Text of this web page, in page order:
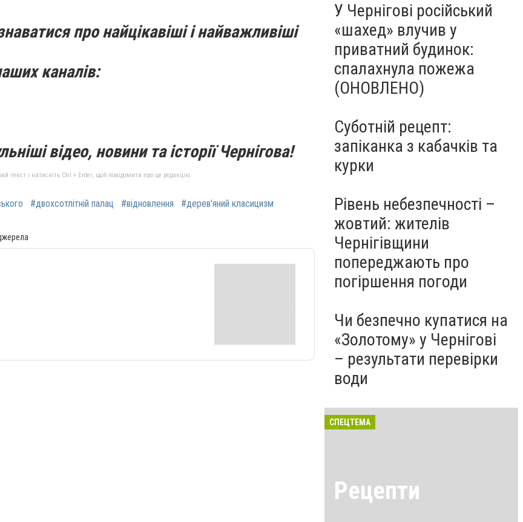
про найцікавіші і найважливіші
каналів:
відео, новини та історії Чернігова!
текст і натисніть Ctrl + Enter, щоб повідомити про це редакцію
#двохсотлітній палац #відновлення
#дерев'яний класицизм
У Чернігові російський
«шахед» влучив у
приватний будинок:
спалахнула пожежа
(ОНОВЛЕНО)
Суботній рецепт:
запіканка з кабачків та
курки
Рівень небезпечності –
жовтий: жителів
Чернігівщини
попереджають про
погіршення погоди
Чи безпечно купатися на
«Золотому» у Чернігові
– результати перевірки
води
СПЕЦТЕМА
Рецепти